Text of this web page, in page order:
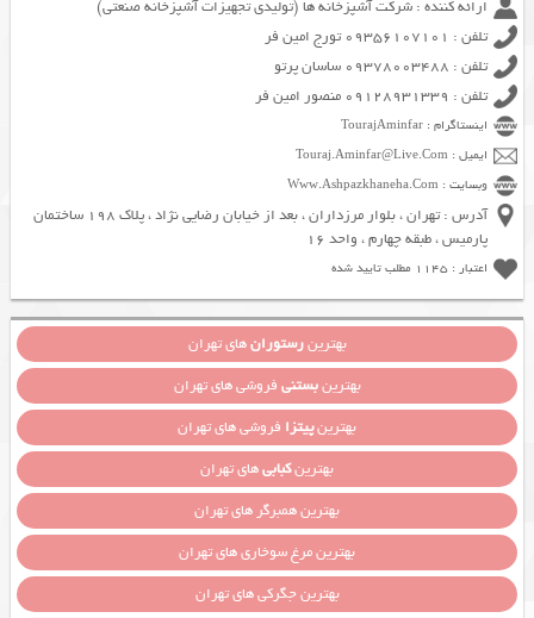
ارائه کننده : شرکت آشپزخانه ها (تولیدی تجهیزات آشپزخانه صنعتی)
تلفن : 09356107101 تورج امین فر
تلفن : 09378003488 ساسان پرتو
تلفن : 09128931339 منصور امین فر
اینستاگرام : TourajAminfar
ایمیل : Touraj.Aminfar@Live.Com
وبسایت : Www.Ashpazkhaneha.Com
آدرس : تهران ، بلوار مرزداران ، بعد از خیابان رضایی نژاد ، پلاک 198 ساختمان
پارمیس ، طبقه چهارم ، واحد 16
اعتبار : 1145 مطلب تایید شده
بهترینرستورانهای تهران
بهترینبستنی فروشی های تهران
بهترینپیتزا فروشی های تهران
بهترینکبابیهای تهران
بهترین همبرگر های تهران
بهترین مرغ سوخاری های تهران
بهترین جگرکی های تهران